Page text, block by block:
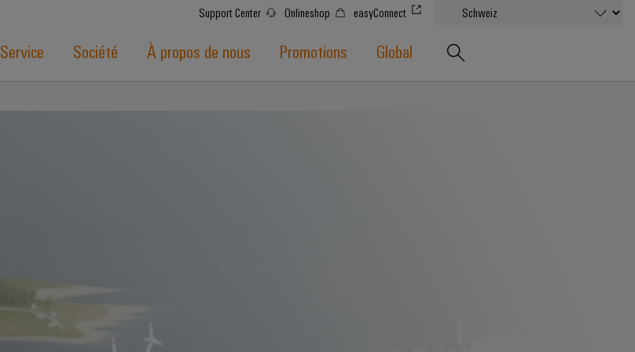
Support Center Onlineshop easyConnect
Service Société À propos de nous Promotions Global